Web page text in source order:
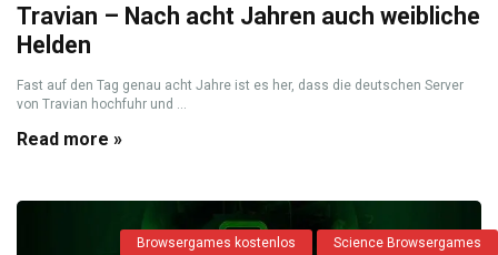
Travian – Nach acht Jahren auch weibliche
Helden
Fast auf den Tag genau acht Jahre ist es her, dass die deutschen Server
von Travian hochfuhr und ...
Read more »
Browsergames kostenlos Science Browsergames